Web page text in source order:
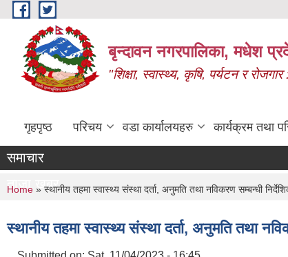
Skip to main content
बृन्दावन नगरपालिका, मधेश
"शिक्षा, स्वास्थ्य, कृषि, पर्यटन र
गृहपृष्ठ परिचय वडा कार्यालयहरु कार्यक्रम तथा
समाचार
ताजा खबर
You are here
Home » स्थानीय तहमा स्वास्थ्य संस्था दर्ता, अनुमति तथा नविकरण सम्बन्धी
स्थानीय तहमा स्वास्थ्य संस्था दर्ता, अनुमति तथा